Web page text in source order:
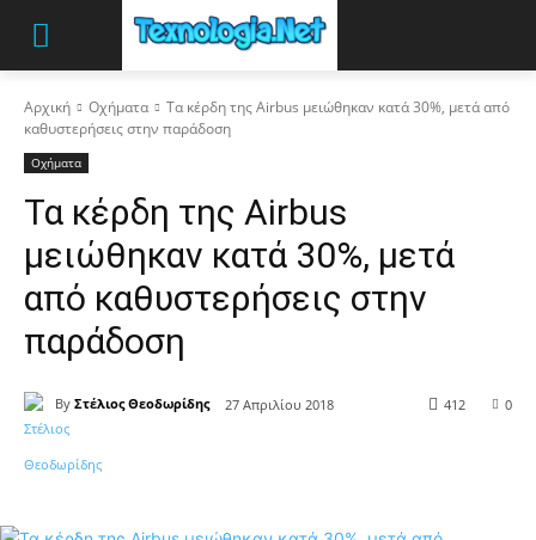
Αρχική Οχήματα
Τα κέρδη της Airbus μειώθηκαν κατά 30%, μετά από
καθυστερήσεις στην παράδοση
Οχήματα
Τα κέρδη της Airbus
μειώθηκαν κατά 30%, μετά
από καθυστερήσεις στην
παράδοση
By Στέλιος Θεοδωρίδης 27 Απριλίου 2018 0
412